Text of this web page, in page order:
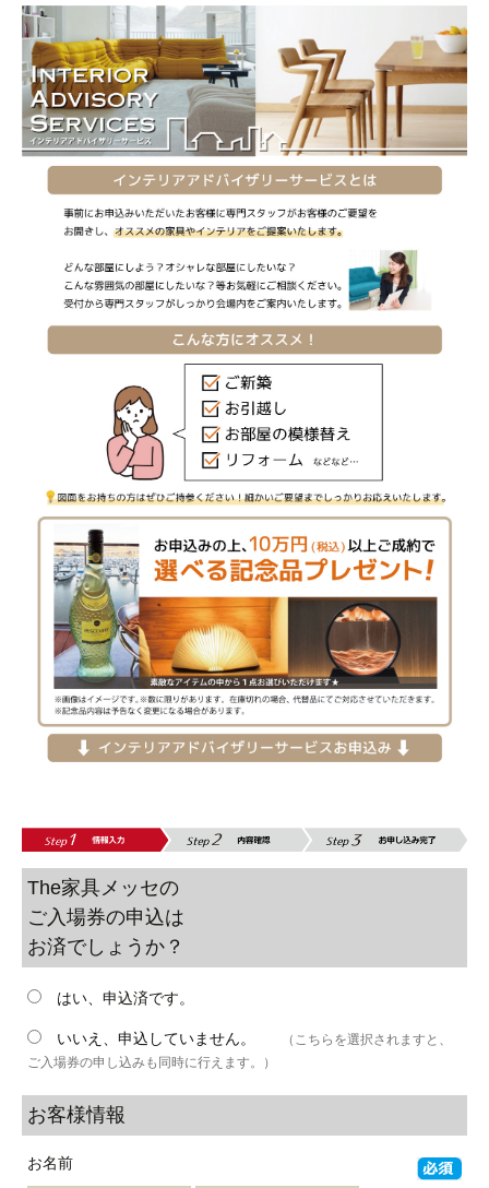
The家具メッセの
ご入場券の申込は
お済でしょうか？
はい、申込済です。
いいえ、申込していません。
（こちらを選択されますと、
ご入場券の申し込みも同時に行えます。）
お客様情報
お名前